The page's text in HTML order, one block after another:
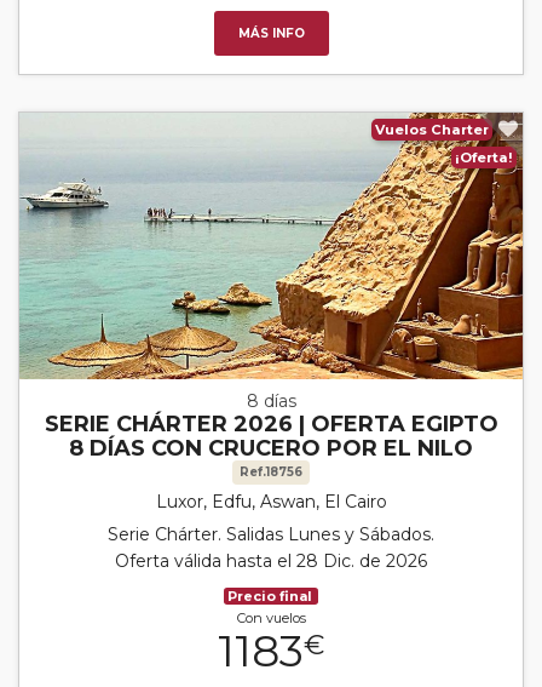
MÁS INFO
Vuelos Charter
¡Oferta!
8 días
SERIE CHÁRTER 2026 | OFERTA EGIPTO
8 DÍAS CON CRUCERO POR EL NILO
Ref.18756
Luxor, Edfu, Aswan, El Cairo
Serie Chárter. Salidas Lunes y Sábados.
Oferta válida hasta el 28 Dic. de 2026
Precio final
Con vuelos
1183€